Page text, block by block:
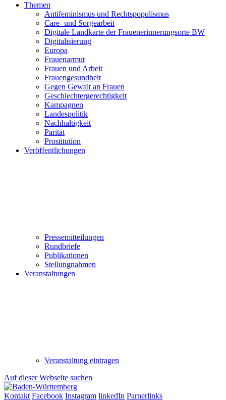
Themen
Antifeminismus und Rechtspopulismus
Care- und Sorgearbeit
Digitale Landkarte der Frauenerinnerungsorte BW
Digitalisierung
Europa
Frauenarmut
Frauen und Arbeit
Frauengesundheit
Gegen Gewalt an Frauen
Geschlechtergerechtigkeit
Kampagnen
Landespolitik
Nachhaltigkeit
Parität
Prostitution
Veröffentlichungen
Pressemitteilungen
Rundbriefe
Publikationen
Stellungnahmen
Veranstaltungen
Veranstaltung eintragen
Auf dieser Webseite suchen
Kontakt Facebook Instagram linkedIn Parnerlinks